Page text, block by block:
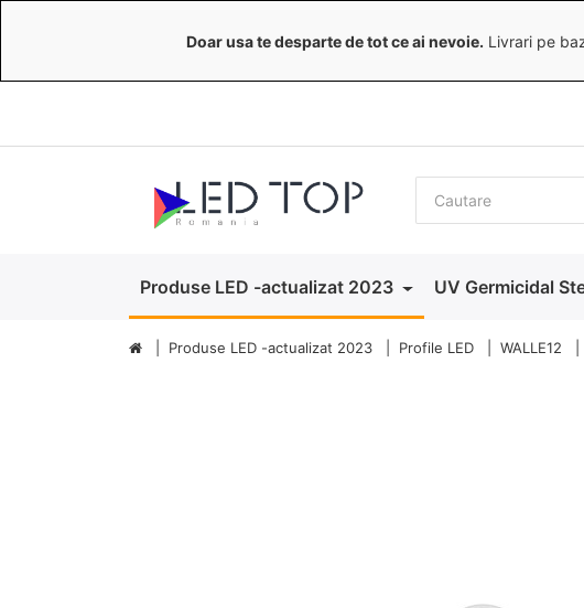
Doar usa te desparte de tot ce ai nevoie. Livrari pe
Produse LED -actualizat 2023 UV Germicidal
Produse LED -actualizat 2023 Profile LED WALLE12